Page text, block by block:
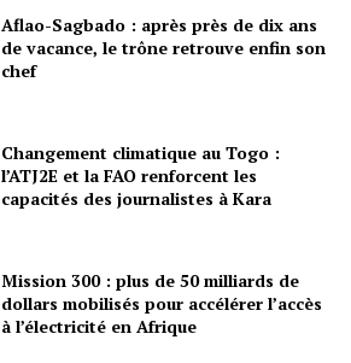
Aflao-Sagbado : après près de dix ans
de vacance, le trône retrouve enfin son
chef
Changement climatique au Togo :
l’ATJ2E et la FAO renforcent les
capacités des journalistes à Kara
Mission 300 : plus de 50 milliards de
dollars mobilisés pour accélérer l’accès
à l’électricité en Afrique